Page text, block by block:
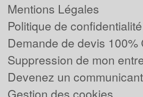
Mentions Légales
Politique de confidentialité
Demande de devis 100%
Suppression de mon
Devenez un